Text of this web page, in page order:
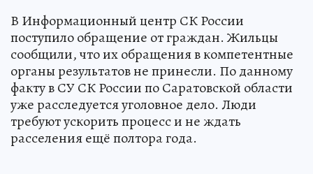
В Информационный центр СК России
поступило обращение от граждан. Жильцы
сообщили, что их обращения в компетентные
органы результатов не принесли. По данному
факту в СУ СК России по Саратовской области
уже расследуется уголовное дело. Люди
требуют ускорить процесс и не ждать
расселения ещё полтора года.